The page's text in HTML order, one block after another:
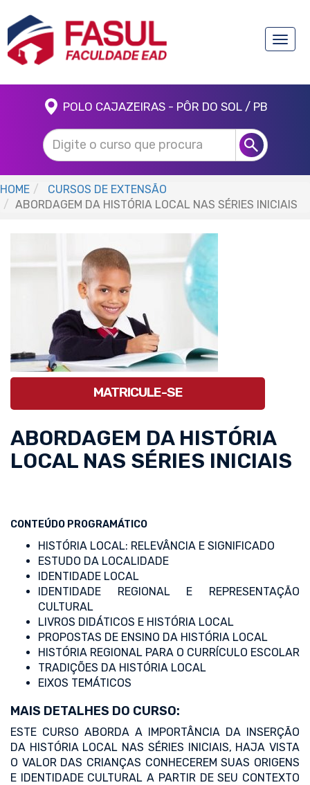
Toggle
POLO CAJAZEIRAS - PÔR DO SOL / PB
HOME
CURSOS DE EXTENSÃO
ABORDAGEM DA HISTÓRIA LOCAL NAS SÉRIES INICIAIS
MATRICULE-SE
ABORDAGEM DA HISTÓRIA
LOCAL NAS SÉRIES INICIAIS
CONTEÚDO PROGRAMÁTICO
HISTÓRIA LOCAL: RELEVÂNCIA E SIGNIFICADO
ESTUDO DA LOCALIDADE
IDENTIDADE LOCAL
IDENTIDADE REGIONAL E REPRESENTAÇÃO
CULTURAL
LIVROS DIDÁTICOS E HISTÓRIA LOCAL
PROPOSTAS DE ENSINO DA HISTÓRIA LOCAL
HISTÓRIA REGIONAL PARA O CURRÍCULO ESCOLAR
TRADIÇÕES DA HISTÓRIA LOCAL
EIXOS TEMÁTICOS
MAIS DETALHES DO CURSO:
ESTE CURSO ABORDA A IMPORTÂNCIA DA INSERÇÃO
DA HISTÓRIA LOCAL NAS SÉRIES INICIAIS, HAJA VISTA
O VALOR DAS CRIANÇAS CONHECEREM SUAS ORIGENS
E IDENTIDADE CULTURAL A PARTIR DE SEU CONTEXTO